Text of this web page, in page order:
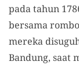
pada tahun
bersama
mereka
Bandung, saat